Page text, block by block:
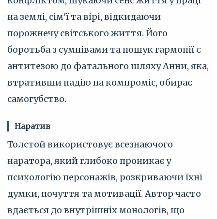
на землі, сім'ї та вірі, відкидаючи
порожнечу світського життя. Його
боротьба з сумнівами та пошук гармонії є
антитезою до фатального шляху Анни, яка,
втративши надію на компроміс, обирає
самогубство.
Наратив
Толстой використовує всезнаючого
наратора, який глибоко проникає у
психологію персонажів, розкриваючи їхні
думки, почуття та мотивації. Автор часто
вдається до внутрішніх монологів, що